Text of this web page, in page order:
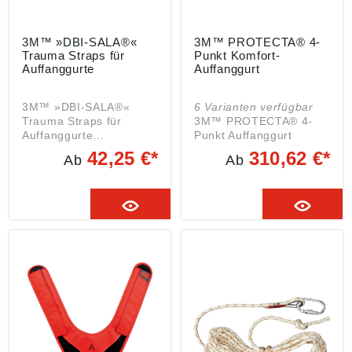
3M™ »DBI-SALA®«
Trauma Straps für
Auffanggurte
3M™ »DBI-SALA®«
Trauma Straps für
Auffanggurte
Eigenschaften: • Zur
Vermeidung eines
Befestigung an allen
gängigen Auffanggurten
Angaben gemäß
3M Deutschland GmbH,
Carl-Schurz-Str. 1,
41460 Neuss,
Deutschland, E-Mail:
info@mmm.com
Ab42,25 €*
3M™ PROTECTA® 4-
Punkt Komfort-
Auffanggurt
6 Varianten verfügbar
3M™ PROTECTA® 4-
Punkt Auffanggurt
Komfort mit horizontalen
Beingurten
Horizontale Beingurte •
Brust- und rückseitige
Sturzindikatoren • Gurt-
End-Depot •
Etikettenschutz mit
Beschriftungsfeld •
Ab 310,62 €*